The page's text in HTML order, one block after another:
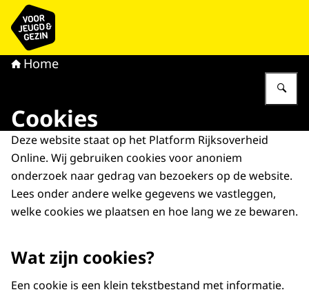
Naar de homepage van voor Jeugd & Gezin
Home
Cookies
Deze website staat op het Platform Rijksoverheid
Online. Wij gebruiken cookies voor anoniem
onderzoek naar gedrag van bezoekers op de website.
Lees onder andere welke gegevens we vastleggen,
welke cookies we plaatsen en hoe lang we ze bewaren.
Wat zijn cookies?
Een cookie is een klein tekstbestand met informatie.